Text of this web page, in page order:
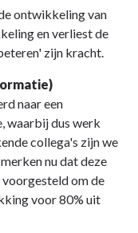
ontwikkeling van
en verliest de
zijn kracht.
naar een
waarbij dus werk
collega's zijn we
nu dat deze
om de
voor 80% uit